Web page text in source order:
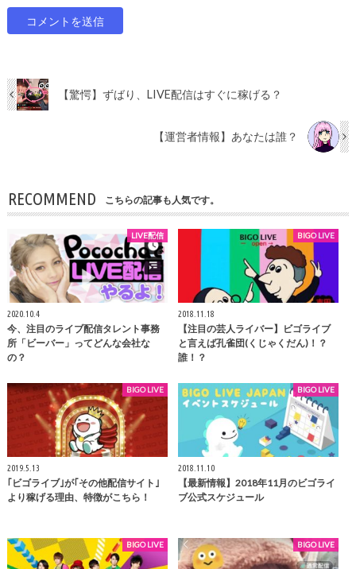
【驚愕】ずばり、LIVE配信はすぐに稼げる？
【運営者情報】あなたは誰？
RECOMMEND こちらの記事も人気です。
LIVE配信
2020.10.4
今、注目のライブ配信タレント事務
所「ビーバー」ってどんな会社な
の？
BIGO LIVE
2018.11.18
【注目の芸人ライバー】ビゴライブ
と言えば孔雀団(くじゃくだん)！？
誰！？
BIGO LIVE
2019.5.13
｢ビゴライブ｣が｢その他配信サイト｣
より稼げる理由、特徴がこちら！
BIGO LIVE
2018.11.10
【最新情報】2018年11月のビゴライ
ブ公式スケジュール
BIGO LIVE BIGO LIVE